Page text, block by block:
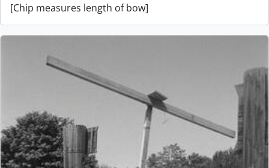
[Chip measures length of bow]